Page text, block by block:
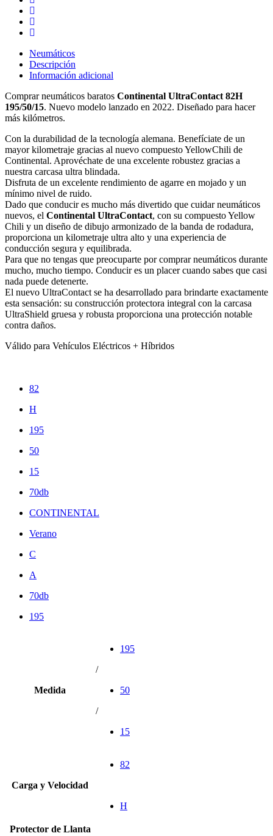
Neumáticos
Descripción
Información adicional
Comprar neumáticos baratos Continental UltraContact 82H
195/50/15. Nuevo modelo lanzado en 2022. Diseñado para hacer
más kilómetros.
Con la durabilidad de la tecnología alemana. Benefíciate de un
mayor kilometraje gracias al nuevo compuesto YellowChili de
Continental. Aprovéchate de una excelente robustez gracias a
nuestra carcasa ultra blindada.
Disfruta de un excelente rendimiento de agarre en mojado y un
mínimo nivel de ruido.
Dado que conducir es mucho más divertido que cuidar neumáticos
nuevos, el Continental UltraContact, con su compuesto Yellow
Chili y un diseño de dibujo armonizado de la banda de rodadura,
proporciona un kilometraje ultra alto y una experiencia de
conducción segura y equilibrada.
Para que no tengas que preocuparte por comprar neumáticos durante
mucho, mucho tiempo. Conducir es un placer cuando sabes que casi
nada puede detenerte.
El nuevo UltraContact se ha desarrollado para brindarte exactamente
esta sensación: su construcción protectora integral con la carcasa
UltraShield gruesa y robusta proporciona una protección notable
contra daños.
Válido para Vehículos Eléctricos + Híbridos
82
H
195
50
15
70db
CONTINENTAL
Verano
C
A
70db
195
Medida
195
/
50
/
15
Carga y Velocidad
82
H
Protector de Llanta